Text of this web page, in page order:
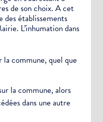
de son choix. A cet
établissements
L’inhumation dans
la commune, quel que
la commune, alors
dans une autre